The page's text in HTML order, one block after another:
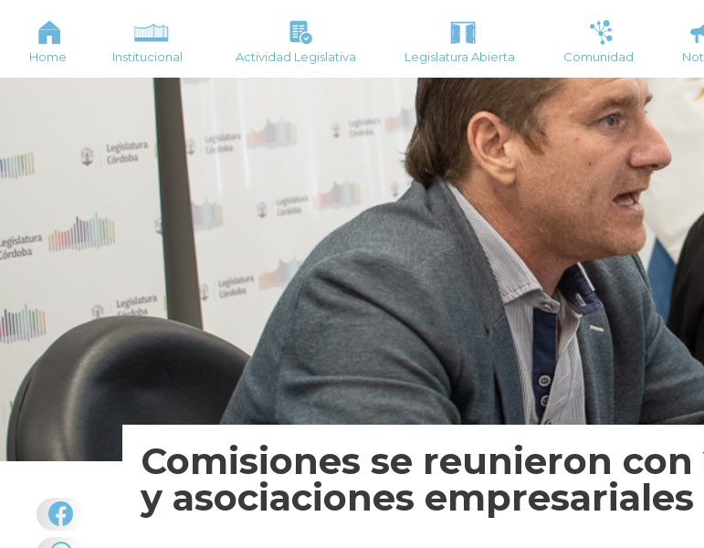
Home Institucional Actividad Legislativa Legislatura Abierta Comunidad
Comisiones se reunieron con
y asociaciones empresariales